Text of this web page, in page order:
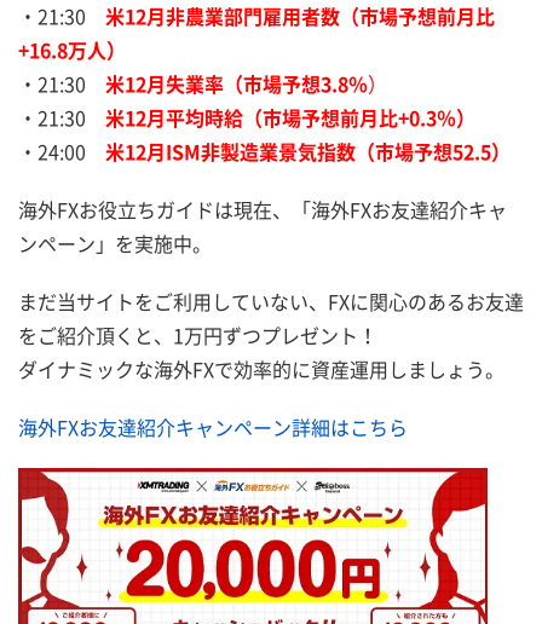
・21:30 米12月非農業部門雇用者数（市場予想前月比
+16.8万人）
・21:30 米12月失業率（市場予想3.8％）
・21:30 米12月平均時給（市場予想前月比+0.3％）
・24:00 米12月ISM非製造業景気指数（市場予想52.5）
海外FXお役立ちガイドは現在、「海外FXお友達紹介キャ
ンペーン」を実施中。
まだ当サイトをご利用していない、FXに関心のあるお友達
をご紹介頂くと、1万円ずつプレゼント！
ダイナミックな海外FXで効率的に資産運用しましょう。
海外FXお友達紹介キャンペーン詳細はこちら